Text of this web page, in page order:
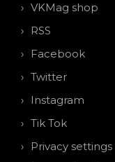
VKMag shop
RSS
Facebook
Twitter
Instagram
Tik Tok
Privacy settings